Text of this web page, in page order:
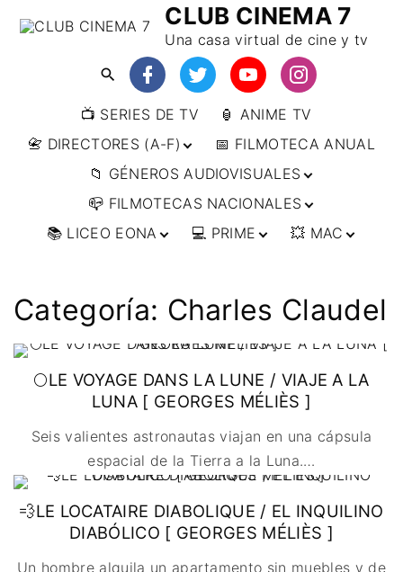
CLUB CINEMA 7
Una casa virtual de cine y tv
📺 SERIES DE TV
🏮 ANIME TV
📇 DIRECTORES (A-F)
📇 DIRECTORES (F-L)
📇 DIRECTORES (L-
W)
📅 FILMOTECA ANUAL
📁 GÉNEROS AUDIOVISUALES
🔴ANIMACIÓN
🔴ARTES MARCIALES
🔴CINE DOCUMENTAL
🔴CINE NEGRO / CRIMEN /
🔴COMEDIA
🔴DRAMA
🔴ÉPICO / MITOLÓGICO
🔴EXPERIMENTOS
🔴FANTÁSTICO
🔴MUSICAL
🔴TERROR
🔴WESTERN / CHAMBARA
📪 FILMOTECAS NACIONALES
🌍 AFRICA
🇧🇷 BRASIL
🇨🇱 CHILE
🇺🇸 ESTADOS
🇲🇽 MÉXICO
🌏 ASIA
🇮🇳 INDIA
🇯🇵 JAPÓN
🇷🇺 RUSIA
🌍 EUROPA
🇩🇪 ALEMANIA
🇦🇹 AUSTRIA
🇧🇪 BÉLGICA
🇩🇰 DINAMARCA
🇪🇸 ESPAÑA
🇫🇷 FRANCIA
🇮🇹 ITALIA
🇳🇱 PAISES BAJOS
🇬🇧 REINO UNIDO
🇷🇸 SERBIA​
🌏 OCEANIA 🇦🇺 AUSTRALIA
📚 LICEO EONA
🎒 TALLERES
ONLINE
🎞️ FILM DOCTOR
👨‍🎨 IMAGEN &
VIDEO
COMPUTACIÓN
🌐 DISEÑO WEB
📧 CONTACTO
🪪 TARJETA DIGITAL
💻 PRIME
IMPRESCINDIBLES
💥 MAC
👁️ ANIME
🗨 CÓMICS
Categoría: Charles Claudel
🌕LE VOYAGE DANS LA LUNE / VIAJE A LA
LUNA [ GEORGES MÉLIÈS ]
Seis valientes astronautas viajan en una cápsula
espacial de la Tierra a la Luna.…
💨LE LOCATAIRE DIABOLIQUE / EL INQUILINO
DIABÓLICO [ GEORGES MÉLIÈS ]
Un hombre alquila un apartamento sin muebles y de